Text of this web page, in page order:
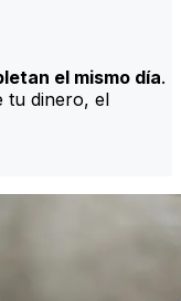
el mismo día.
tu dinero, el